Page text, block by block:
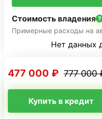
477 000 ₽ 777 000
Купить в кредит
Стоимость владения
Примерные расходы на
Нет данных